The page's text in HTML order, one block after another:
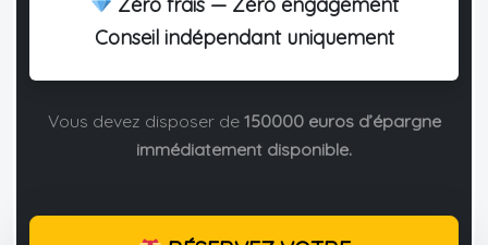
Zéro frais — Zéro engagement
Conseil indépendant uniquement
Vous devez disposer de 150000 euros d’épargne
immédiatement disponible.